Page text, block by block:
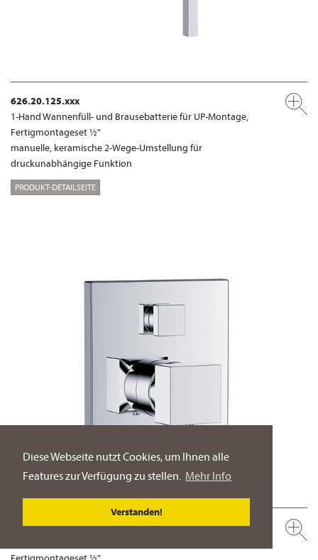
Diese Webseite nutzt Cookies, um Ihnen alle
Features zur Verfügung zu stellen. Mehr Info
Verstanden!
626.20.125.xxx
1-Hand Wannenfüll- und Brausebatterie für UP-Montage,
Fertigmontageset ½"
manuelle, keramische 2-Wege-Umstellung für
druckunabhängige Funktion
PRODUKT-DETAILSEITE
626.40.380.xxx